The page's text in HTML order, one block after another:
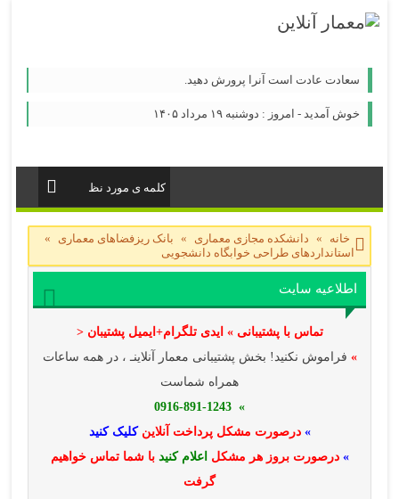
سعادت عادت است آنرا پرورش دهید.
خوش آمدید - امروز : دوشنبه ۱۹ مرداد ۱۴۰۵
خانه » دانشکده مجازی معماری » بانک ریزفضاهای معماری
»
استانداردهای طراحی خوابگاه دانشجویی
اطلاعیه سایت
تماس با پشتیبانی » ایدی تلگرام+ایمیل پشتیبان <
» فراموش نکنید! بخش پشتیبانی معمار آنلاینـ ، در همه ساعات
همراه شماست
» 0916-891-1243
» درصورت مشکل پرداخت آنلاینکلیک کنید
» درصورت بروز هر مشکل اعلام کنید با شما تماس خواهیم
گرفت